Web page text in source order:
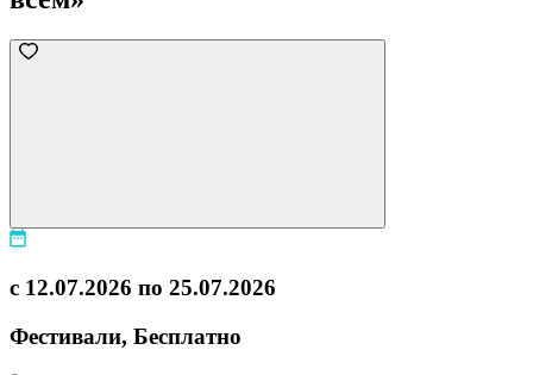
с 12.07.2026 по 25.07.2026
Фестивали, Бесплатно